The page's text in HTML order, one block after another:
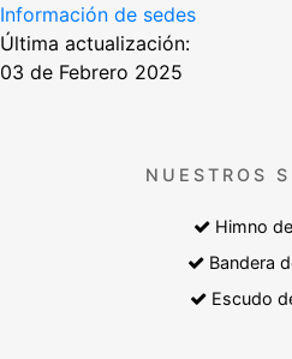
Información de sedes
Última actualización:
03 de Febrero 2025
NUESTROS
Himno
Bandera
Escudo